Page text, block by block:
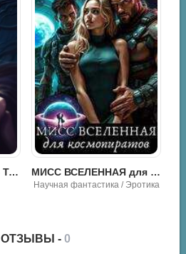
Королевство Ромер - Тина Солнечная МИСС ВСЕЛЕННАЯ для Космопиратов - Тина Солнечная
Научная фантастика / Эротика
ОТЗЫВЫ - 0